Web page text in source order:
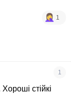
1
1
стійкі